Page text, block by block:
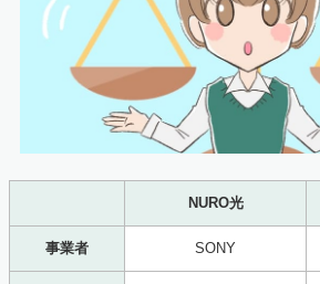
NURO光
事業者 SONY